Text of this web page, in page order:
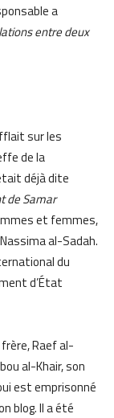
a
entre deux
sur les
de la
déjà dite
de Samar
et femmes,
al-Sadah.
du
d’État
Raef al-
al-Khair, son
est emprisonné
blog. Il a été